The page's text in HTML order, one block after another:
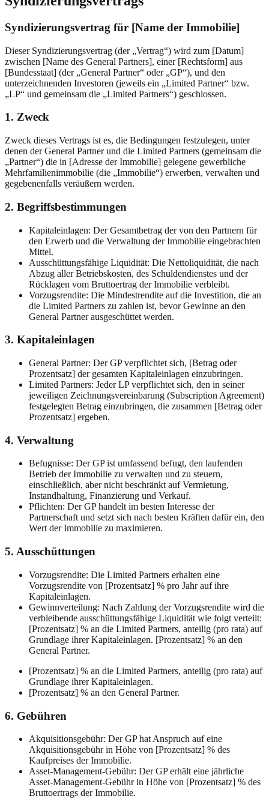
Syndizierungsvertrag für [Name der Immobilie]
Dieser Syndizierungsvertrag (der „Vertrag“) wird zum [Datum]
zwischen [Name des General Partners], einer [Rechtsform] aus
[Bundesstaat] (der „General Partner“ oder „GP“), und den
unterzeichnenden Investoren (jeweils ein „Limited Partner“ bzw.
„LP“ und gemeinsam die „Limited Partners“) geschlossen.
1. Zweck
Zweck dieses Vertrags ist es, die Bedingungen festzulegen, unter
denen der General Partner und die Limited Partners (gemeinsam die
„Partner“) die in [Adresse der Immobilie] gelegene gewerbliche
Mehrfamilienimmobilie (die „Immobilie“) erwerben, verwalten und
gegebenenfalls veräußern werden.
2. Begriffsbestimmungen
Kapitaleinlagen: Der Gesamtbetrag der von den Partnern für
den Erwerb und die Verwaltung der Immobilie eingebrachten
Mittel.
Ausschüttungsfähige Liquidität: Die Nettoliquidität, die nach
Abzug aller Betriebskosten, des Schuldendienstes und der
Rücklagen vom Bruttoertrag der Immobilie verbleibt.
Vorzugsrendite: Die Mindestrendite auf die Investition, die an
die Limited Partners zu zahlen ist, bevor Gewinne an den
General Partner ausgeschüttet werden.
3. Kapitaleinlagen
General Partner: Der GP verpflichtet sich, [Betrag oder
Prozentsatz] der gesamten Kapitaleinlagen einzubringen.
Limited Partners: Jeder LP verpflichtet sich, den in seiner
jeweiligen Zeichnungsvereinbarung (Subscription Agreement)
festgelegten Betrag einzubringen, die zusammen [Betrag oder
Prozentsatz] ergeben.
4. Verwaltung
Befugnisse: Der GP ist umfassend befugt, den laufenden
Betrieb der Immobilie zu verwalten und zu steuern,
einschließlich, aber nicht beschränkt auf Vermietung,
Instandhaltung, Finanzierung und Verkauf.
Pflichten: Der GP handelt im besten Interesse der
Partnerschaft und setzt sich nach besten Kräften dafür ein, den
Wert der Immobilie zu maximieren.
5. Ausschüttungen
Vorzugsrendite: Die Limited Partners erhalten eine
Vorzugsrendite von [Prozentsatz] % pro Jahr auf ihre
Kapitaleinlagen.
Gewinnverteilung: Nach Zahlung der Vorzugsrendite wird die
verbleibende ausschüttungsfähige Liquidität wie folgt verteilt:
[Prozentsatz] % an die Limited Partners, anteilig (pro rata) auf
Grundlage ihrer Kapitaleinlagen. [Prozentsatz] % an den
General Partner.
[Prozentsatz] % an die Limited Partners, anteilig (pro rata) auf
Grundlage ihrer Kapitaleinlagen.
[Prozentsatz] % an den General Partner.
6. Gebühren
Akquisitionsgebühr: Der GP hat Anspruch auf eine
Akquisitionsgebühr in Höhe von [Prozentsatz] % des
Kaufpreises der Immobilie.
Asset-Management-Gebühr: Der GP erhält eine jährliche
Asset-Management-Gebühr in Höhe von [Prozentsatz] % des
Bruttoertrags der Immobilie.